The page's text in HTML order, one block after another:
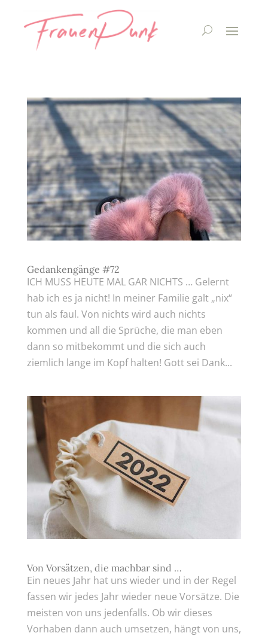
Gedankengänge #72
ICH MUSS HEUTE MAL GAR NICHTS … Gelernt
hab ich es ja nicht! In meiner Familie galt „nix“
tun als faul. Von nichts wird auch nichts
kommen und all die Sprüche, die man eben
dann so mitbekommt und die sich auch
ziemlich lange im Kopf halten! Gott sei Dank...
Von Vorsätzen, die machbar sind …
Ein neues Jahr hat uns wieder und in der Regel
fassen wir jedes Jahr wieder neue Vorsätze. Die
meisten von uns jedenfalls. Ob wir dieses
Vorhaben dann auch umsetzen, hängt von uns,